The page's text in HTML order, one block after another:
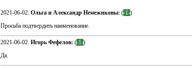
2021-06-02. Ольга и Александр Немежиковы: (-1-)
Просьба подтвердить наименование.
2021-06-02. Игорь Фефелов: (-1-)
Да.